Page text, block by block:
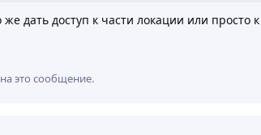
дать доступ к части локации или просто
это сообщение.